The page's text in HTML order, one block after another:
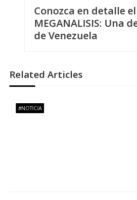
e
g
Conozca en detalle
MEGANALISIS: Una
de Venezuela
Related Articles
#NOTICIA